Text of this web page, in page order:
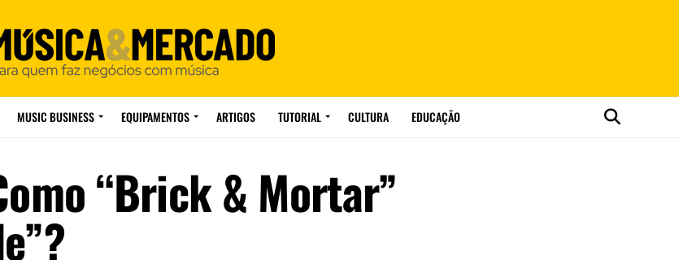
MUSIC BUSINESS EQUIPAMENTOS ARTIGOS TUTORIAL CULTURA EDUCAÇÃO
“Brick & Mortar”